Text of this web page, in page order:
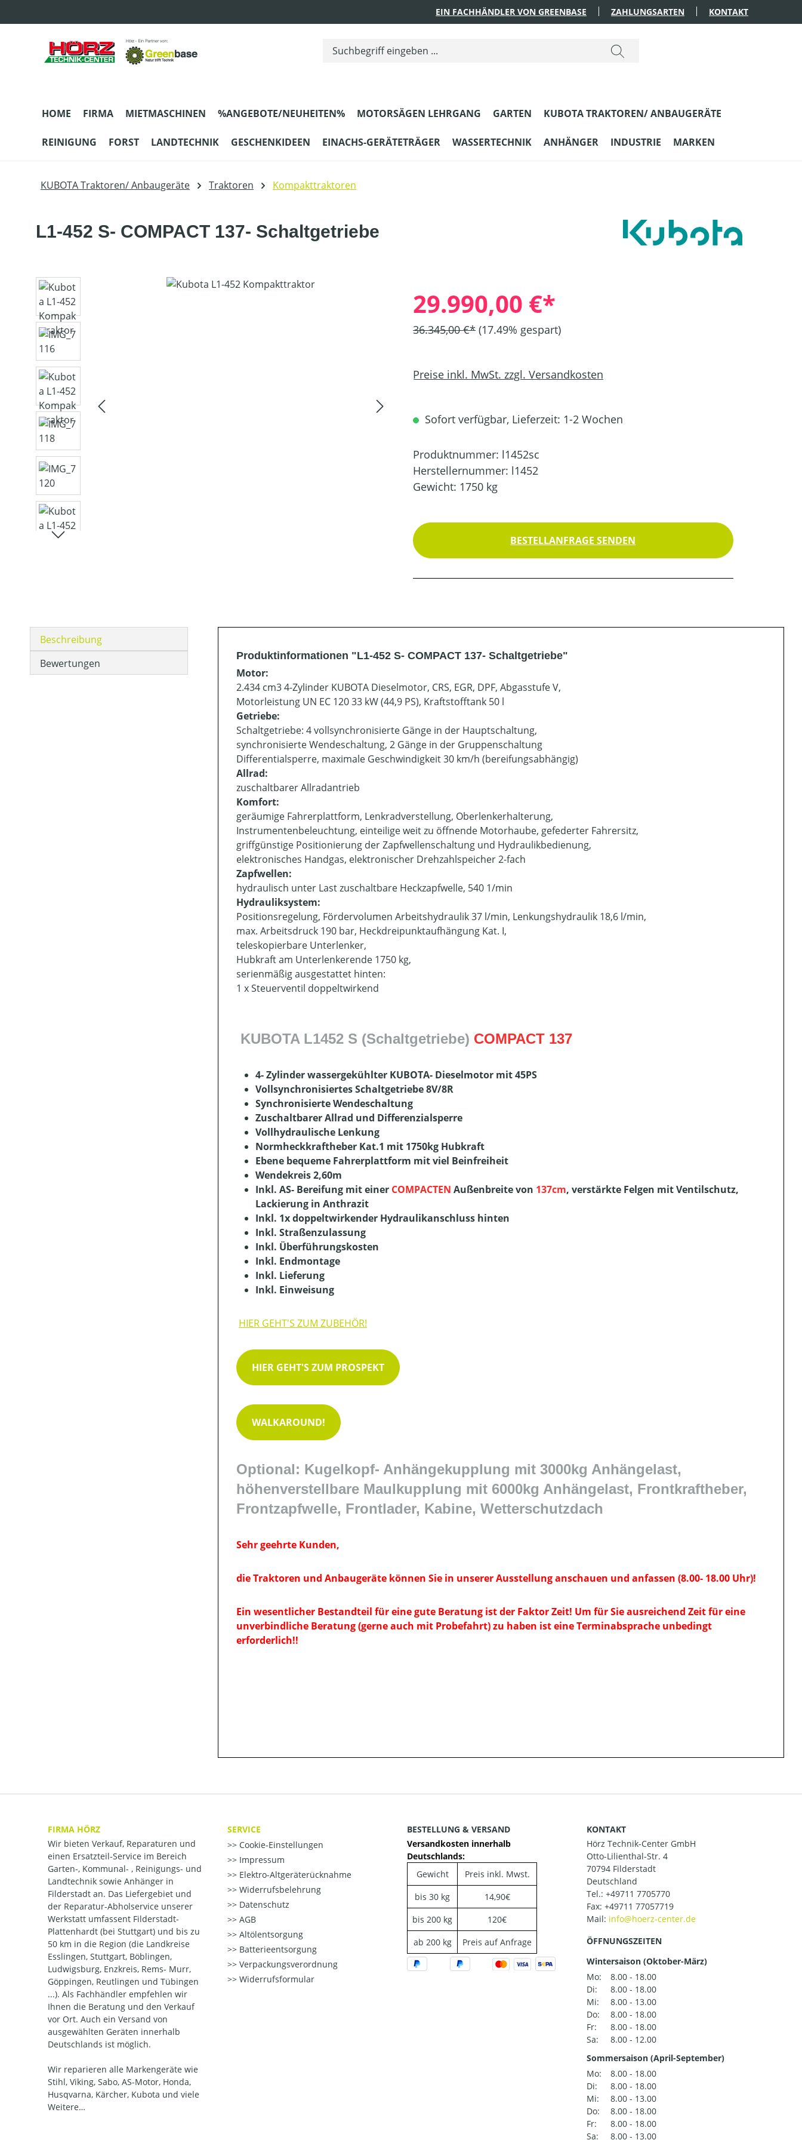
EIN FACHHÄNDLER VON GREENBASE ZAHLUNGSARTEN KONTAKT
HOME FIRMA MIETMASCHINEN %ANGEBOTE/NEUHEITEN% MOTORSÄGEN LEHRGANG GARTEN KUBOTA TRAKTOREN/ ANBAUGERÄTE
REINIGUNG FORST LANDTECHNIK GESCHENKIDEEN EINACHS-GERÄTETRÄGER WASSERTECHNIK ANHÄNGER INDUSTRIE MARKEN
KUBOTA Traktoren/ Anbaugeräte Traktoren Kompakttraktoren
L1-452 S- COMPACT 137- Schaltgetriebe
Bildergalerie überspringen
29.990,00 €*
36.345,00 €* (17.49% gespart)
Preise inkl. MwSt. zzgl. Versandkosten
Sofort verfügbar, Lieferzeit: 1-2 Wochen
Produktnummer: l1452sc
Herstellernummer: l1452
Gewicht: 1750 kg
BESTELLANFRAGE SENDEN
Beschreibung
Bewertungen
Produktinformationen "L1-452 S- COMPACT 137- Schaltgetriebe"
Motor:
2.434 cm3 4-Zylinder KUBOTA Dieselmotor, CRS, EGR, DPF, Abgasstufe V,
Motorleistung UN EC 120 33 kW (44,9 PS), Kraftstofftank 50 l
Getriebe:
Schaltgetriebe: 4 vollsynchronisierte Gänge in der Hauptschaltung,
synchronisierte Wendeschaltung, 2 Gänge in der Gruppenschaltung
Differentialsperre, maximale Geschwindigkeit 30 km/h (bereifungsabhängig)
Allrad:
zuschaltbarer Allradantrieb
Komfort:
geräumige Fahrerplattform, Lenkradverstellung, Oberlenkerhalterung,
Instrumentenbeleuchtung, einteilige weit zu öffnende Motorhaube, gefederter Fahrersitz,
griffgünstige Positionierung der Zapfwellenschaltung und Hydraulikbedienung,
elektronisches Handgas, elektronischer Drehzahlspeicher 2-fach
Zapfwellen:
hydraulisch unter Last zuschaltbare Heckzapfwelle, 540 1/min
Hydrauliksystem:
Positionsregelung, Fördervolumen Arbeitshydraulik 37 l/min, Lenkungshydraulik 18,6 l/min,
max. Arbeitsdruck 190 bar, Heckdreipunktaufhängung Kat. I,
teleskopierbare Unterlenker,
Hubkraft am Unterlenkerende 1750 kg,
serienmäßig ausgestattet hinten:
1 x Steuerventil doppeltwirkend
KUBOTA L1452 S (Schaltgetriebe) COMPACT 137
4- Zylinder wassergekühlter KUBOTA- Dieselmotor mit 45PS
Vollsynchronisiertes Schaltgetriebe 8V/8R
Synchronisierte Wendeschaltung
Zuschaltbarer Allrad und Differenzialsperre
Vollhydraulische Lenkung
Normheckkraftheber Kat.1 mit 1750kg Hubkraft
Ebene bequeme Fahrerplattform mit viel Beinfreiheit
Wendekreis 2,60m
Inkl. AS- Bereifung mit einer COMPACTEN Außenbreite von 137cm, verstärkte Felgen mit Ventilschutz,
Lackierung in Anthrazit
Inkl. 1x doppeltwirkender Hydraulikanschluss hinten
Inkl. Straßenzulassung
Inkl. Überführungskosten
Inkl. Endmontage
Inkl. Lieferung
Inkl. Einweisung
HIER GEHT'S ZUM ZUBEHÖR!
HIER GEHT'S ZUM PROSPEKT
WALKAROUND!
Optional: Kugelkopf- Anhängekupplung mit 3000kg Anhängelast,
höhenverstellbare Maulkupplung mit 6000kg Anhängelast, Frontkraftheber,
Frontzapfwelle, Frontlader, Kabine, Wetterschutzdach
Sehr geehrte Kunden,
die Traktoren und Anbaugeräte können Sie in unserer Ausstellung anschauen und anfassen (8.00- 18.00 Uhr)!
Ein wesentlicher Bestandteil für eine gute Beratung ist der Faktor Zeit! Um für Sie ausreichend Zeit für eine
unverbindliche Beratung (gerne auch mit Probefahrt) zu haben ist eine Terminabsprache unbedingt
erforderlich!!
FIRMA HÖRZ
Wir bieten Verkauf, Reparaturen und
einen Ersatzteil-Service im Bereich
Garten-, Kommunal- , Reinigungs- und
Landtechnik sowie Anhänger in
Filderstadt an. Das Liefergebiet und
der Reparatur-Abholservice unserer
Werkstatt umfassent Filderstadt-
Plattenhardt (bei Stuttgart) und bis zu
50 km in die Region (die Landkreise
Esslingen, Stuttgart, Böblingen,
Ludwigsburg, Enzkreis, Rems- Murr,
Göppingen, Reutlingen und Tübingen
...). Als Fachhändler empfehlen wir
Ihnen die Beratung und den Verkauf
vor Ort. Auch ein Versand von
ausgewählten Geräten innerhalb
Deutschlands ist möglich.
Wir reparieren alle Markengeräte wie
Stihl, Viking, Sabo, AS-Motor, Honda,
Husqvarna, Kärcher, Kubota und viele
Weitere…
SERVICE
Cookie-Einstellungen
Impressum
Elektro-Altgeräterücknahme
Widerrufsbelehrung
Datenschutz
AGB
Altölentsorgung
Batterieentsorgung
Verpackungsverordnung
Widerrufsformular
BESTELLUNG & VERSAND
Versandkosten innerhalb
Deutschlands:
Gewicht
Preis inkl. Mwst.
bis 30 kg
14,90€
bis 200 kg
120€
ab 200 kg
Preis auf Anfrage
KONTAKT
Hörz Technik-Center GmbH
Otto-Lilienthal-Str. 4
70794 Filderstadt
Deutschland
Tel.: +49711 7705770
Fax: +49711 77057719
Mail:
ÖFFNUNGSZEITEN
Wintersaison (Oktober-März)
Mo:
8.00 - 18.00
Di:
8.00 - 18.00
Mi:
8.00 - 13.00
Do:
8.00 - 18.00
Fr:
8.00 - 18.00
Sa:
8.00 - 12.00
Sommersaison (April-September)
Mo:
8.00 - 18.00
Di:
8.00 - 18.00
Mi:
8.00 - 13.00
Do:
8.00 - 18.00
Fr:
8.00 - 18.00
Sa:
8.00 - 13.00